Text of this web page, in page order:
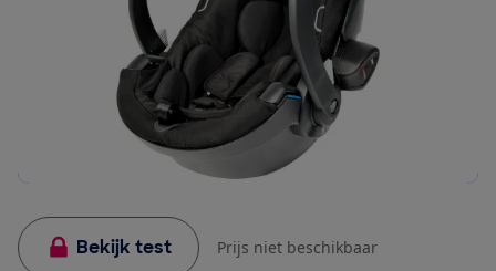
Bekijk test Prijs niet beschikbaar